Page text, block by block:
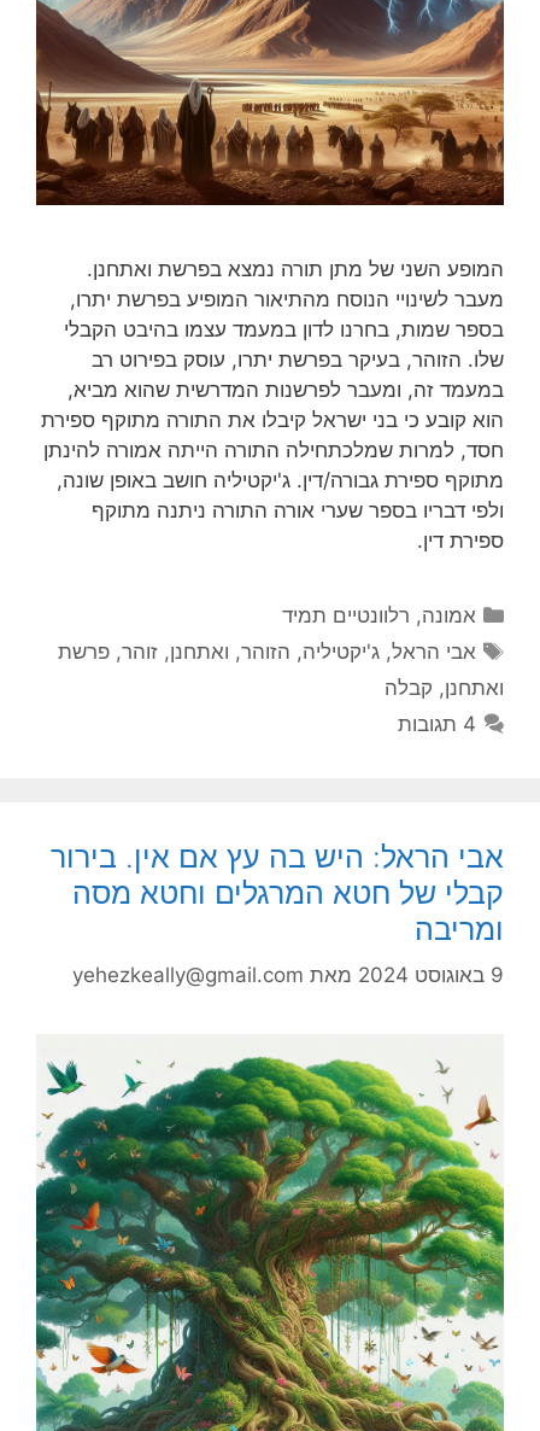
המופע השני של מתן תורה נמצא בפרשת ואתחנן.
מעבר לשינויי הנוסח מהתיאור המופיע בפרשת יתרו,
בספר שמות, בחרנו לדון במעמד עצמו בהיבט הקבלי
שלו. הזוהר, בעיקר בפרשת יתרו, עוסק בפירוט רב
במעמד זה, ומעבר לפרשנות המדרשית שהוא מביא,
הוא קובע כי בני ישראל קיבלו את התורה מתוקף ספירת
חסד, למרות שמלכתחילה התורה הייתה אמורה להינתן
מתוקף ספירת גבורה/דין. ג'יקטיליה חושב באופן שונה,
ולפי דבריו בספר שערי אורה התורה ניתנה מתוקף
ספירת דין.
קטגוריות
אמונה, רלוונטיים תמיד
תגיות
אבי הראל,ג'יקטיליה, הזוהר, ואתחנן,זוהר,פרשת
ואתחנן, קבלה
4 תגובות
אבי הראל: היש בה עץ אם אין. בירור
קבלי של חטא המרגלים וחטא מסה
ומריבה
9 באוגוסט 2024 מאת yehezkeally@gmail.com